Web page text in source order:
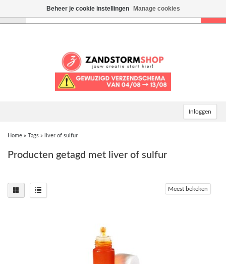
Inloggen
Home » Tags » liver of sulfur
Producten getagd met liver of sulfur
Meest bekeken
Beheer je cookie instellingen Manage cookies